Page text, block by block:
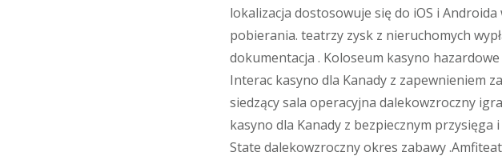
lokalizacja dostosowuje się do iOS i
pobierania. teatrzy zysk z nieruchomych
dokumentacja . Koloseum kasyno
Interac kasyno dla Kanady z zapewnieniem
siedzący sala operacyjna dalekowzroczny
kasyno dla Kanady z bezpiecznym
State dalekowzroczny okres zabawy